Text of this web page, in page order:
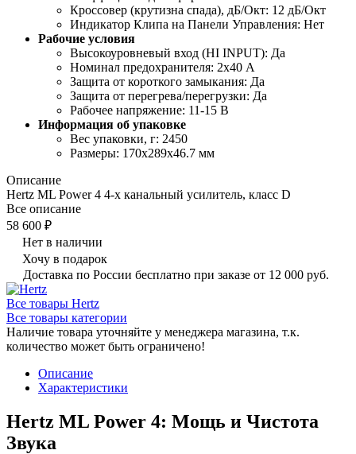
Кроссовер (крутизна спада), дБ/Окт: 12 дБ/Окт
Индикатор Клипа на Панели Управления: Нет
Рабочие условия
Высокоуровневый вход (HI INPUT): Да
Номинал предохранителя: 2x40 А
Защита от короткого замыкания: Да
Защита от перегрева/перегрузки: Да
Рабочее напряжение: 11-15 В
Информация об упаковке
Вес упаковки, г: 2450
Размеры: 170х289х46.7 мм
Описание
Hertz ML Power 4 4-х канальный усилитель, класс D
Все описание
58 600 ₽
Нет в наличии
Хочу в подарок
Доставка по России бесплатно при заказе от 12 000 руб.
Все товары Hertz
Все товары категории
Наличие товара уточняйте у менеджера магазина, т.к.
количество может быть ограничено!
Описание
Характеристики
Hertz ML Power 4: Мощь и Чистота
Звука